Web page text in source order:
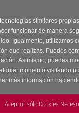
similares
funcionar de manera
Igualmente, utilizamos
que realizas. Puedes
Asimismo, puedes
momento visitando
más información
en Sección OUTLET con